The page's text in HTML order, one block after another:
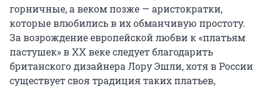
горничные, а веком позже — аристократки,
которые влюбились в их обманчивую простоту.
За возрождение европейской любви к «платьям
пастушек» в ХХ веке следует благодарить
британского дизайнера Лору Эшли, хотя в России
существует своя традиция таких платьев,